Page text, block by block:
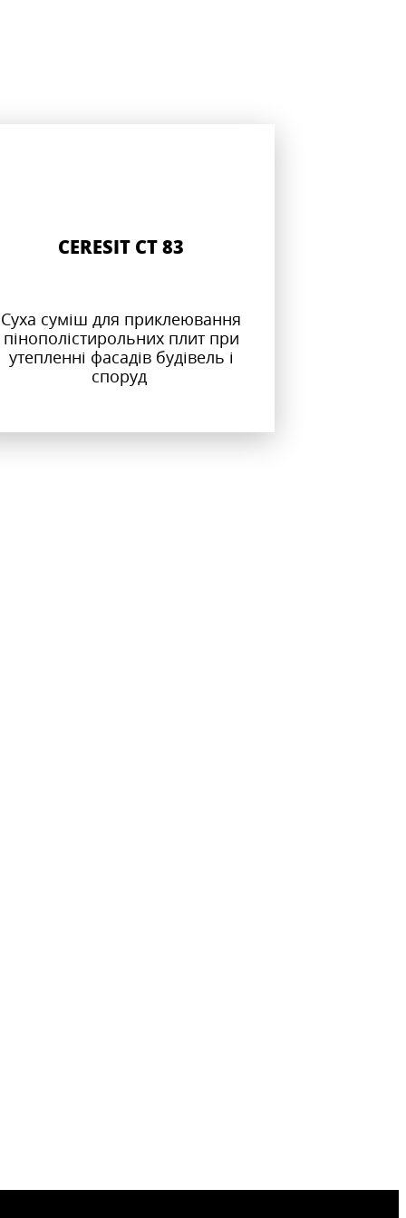
CERESIT CT 83
Суха суміш для приклеювання
пінополістирольних плит при
утепленні фасадів будівель і
споруд